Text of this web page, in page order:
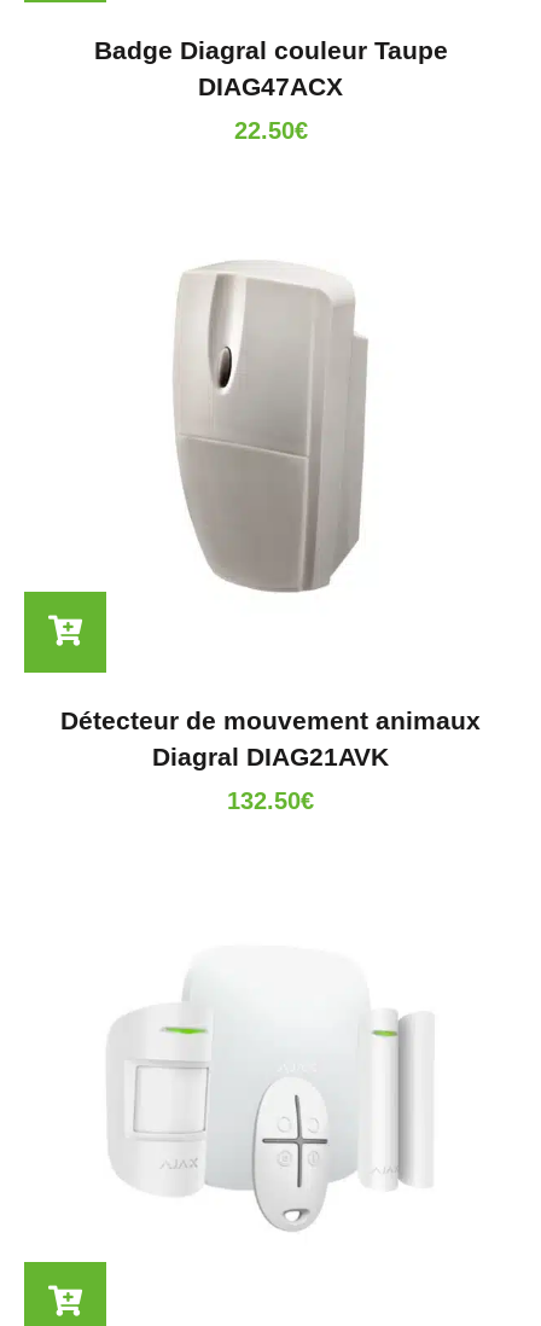
Badge Diagral couleur Taupe
DIAG47ACX
22.50€
Détecteur de mouvement animaux
Diagral DIAG21AVK
132.50€